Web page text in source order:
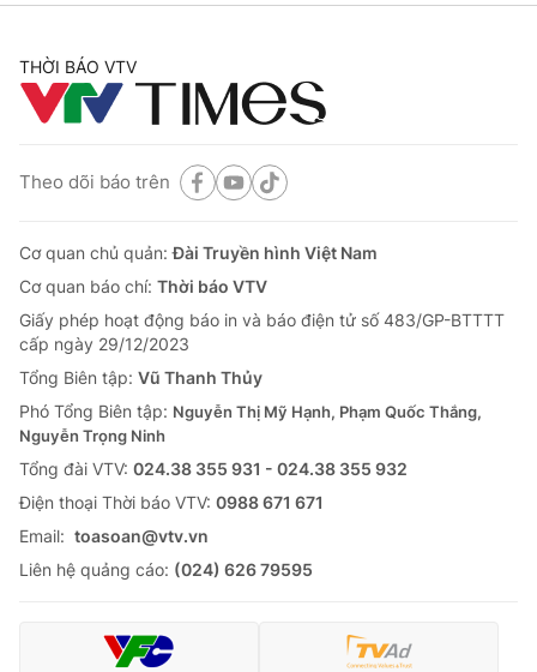
THỜI BÁO VTV
Theo dõi báo trên
Cơ quan chủ quản:Đài Truyền hình Việt Nam
Cơ quan báo chí: Thời báo VTV
Giấy phép hoạt động báo in và báo điện tử số 483/GP-BTTTT
cấp ngày 29/12/2023
Tổng Biên tập: Vũ Thanh Thủy
Phó Tổng Biên tập: Nguyễn Thị Mỹ Hạnh, Phạm Quốc Thắng,
Nguyễn Trọng Ninh
Tổng đài VTV: 024.38 355 931 - 024.38 355 932
Ðiện thoại Thời báo VTV: 0988 671 671
Email: toasoan@vtv.vn
Liên hệ quảng cáo: (024) 626 79595